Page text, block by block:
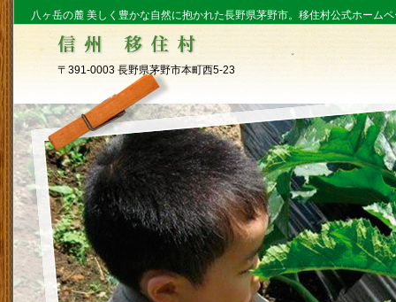
八ヶ岳の麓 美しく豊かな自然に抱かれた長野県茅野市。移住村公式ホーム
〒391-0003 長野県茅野市本町西5-23